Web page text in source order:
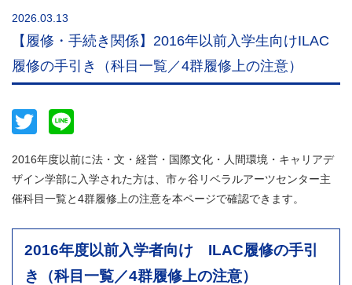
2026.03.13
【履修・手続き関係】2016年以前入学生向けILAC
履修の手引き（科目一覧／4群履修上の注意）
Twitter
2016年度以前に法・文・経営・国際文化・人間環境・キャリアデ
ザイン学部に入学された方は、市ヶ谷リベラルアーツセンター主
催科目一覧と4群履修上の注意を本ページで確認できます。
2016年度以前入学者向け ILAC履修の手引
き（科目一覧／4群履修上の注意）